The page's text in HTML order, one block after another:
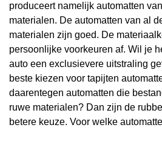
produceert namelijk automatten
materialen. De automatten van al
materialen zijn goed. De
persoonlijke voorkeuren af. Wil je
auto een exclusievere uitstraling
beste kiezen voor tapijten
daarentegen automatten die
ruwe materialen? Dan zijn de
betere keuze. Voor welke